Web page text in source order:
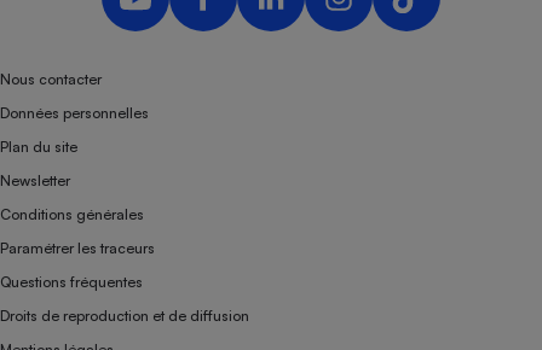
Nous contacter
Données personnelles
Plan du site
Newsletter
Conditions générales
Paramétrer les traceurs
Questions fréquentes
Droits de reproduction et de diffusion